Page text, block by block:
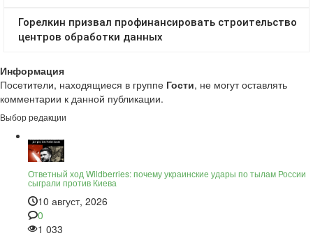
Информация
Посетители, находящиеся в группе Гости, не могут оставлять
комментарии к данной публикации.
Выбор редакции
Ответный ход Wildberries: почему украинские удары по тылам России
сыграли против Киева
10 август, 2026
0
1 033